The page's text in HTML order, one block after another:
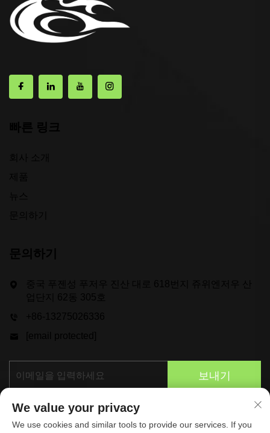
보내기
We value your privacy
We use cookies and similar tools to provide our services. If you